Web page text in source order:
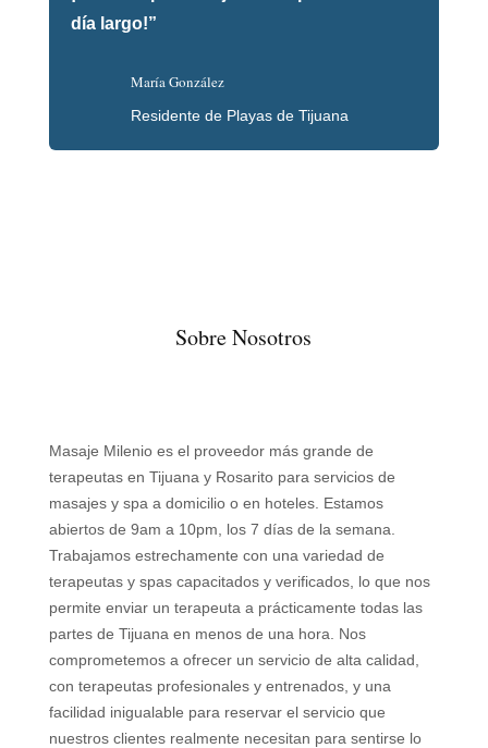
día largo!”
María González
Residente de Playas de Tijuana
Sobre Nosotros
Masaje Milenio es el proveedor más grande de
terapeutas en Tijuana y Rosarito para servicios de
masajes y spa a domicilio o en hoteles. Estamos
abiertos de 9am a 10pm, los 7 días de la semana.
Trabajamos estrechamente con una variedad de
terapeutas y spas capacitados y verificados, lo que nos
permite enviar un terapeuta a prácticamente todas las
partes de Tijuana en menos de una hora. Nos
comprometemos a ofrecer un servicio de alta calidad,
con terapeutas profesionales y entrenados, y una
facilidad inigualable para reservar el servicio que
nuestros clientes realmente necesitan para sentirse lo